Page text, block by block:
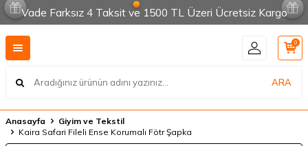
Vade Farksız 4 Taksit ve 1500 TL Üzeri Ücretsiz Kargo
ARA
0
Anasayfa
Giyim ve Tekstil
Kaira Safari Fileli Ense Korumalı Fötr Şapka